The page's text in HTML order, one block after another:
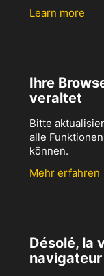
Learn more
Ihre
veraltet
Bitte
alle
können.
Mehr erfahren
Désolé, la
navigateur